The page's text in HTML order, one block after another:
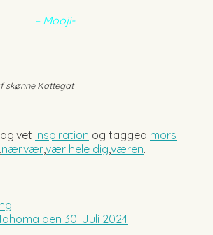
– Mooji-
skønne Kattegat
Inspiration og tagged mors
nærværvær hele dig væren.
den 30. Juli 2024